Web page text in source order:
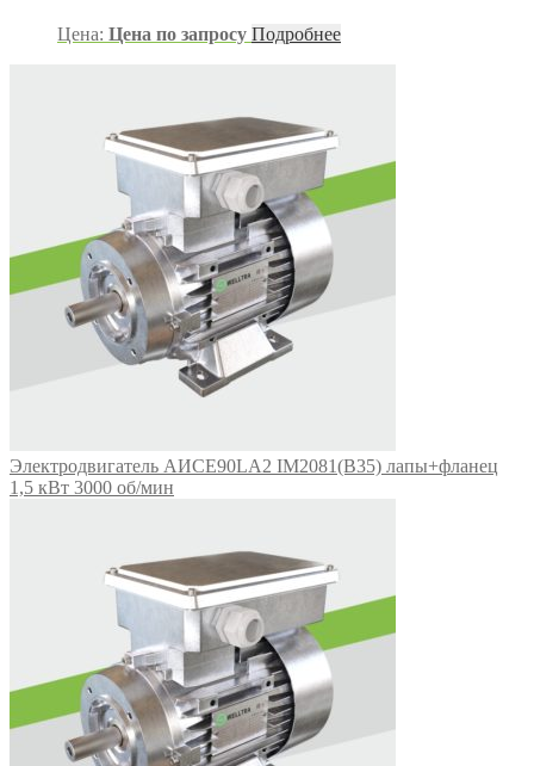
Цена: Цена по запросу Подробнее
Электродвигатель АИСЕ90LA2 IM2081(B35) лапы+фланец
1,5 кВт 3000 об/мин